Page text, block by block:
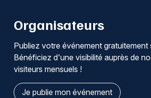
Organisateurs
Publiez votre événement gratuitement
Bénéficiez d'une visibilité auprès de
visiteurs mensuels !
Je publie mon événement